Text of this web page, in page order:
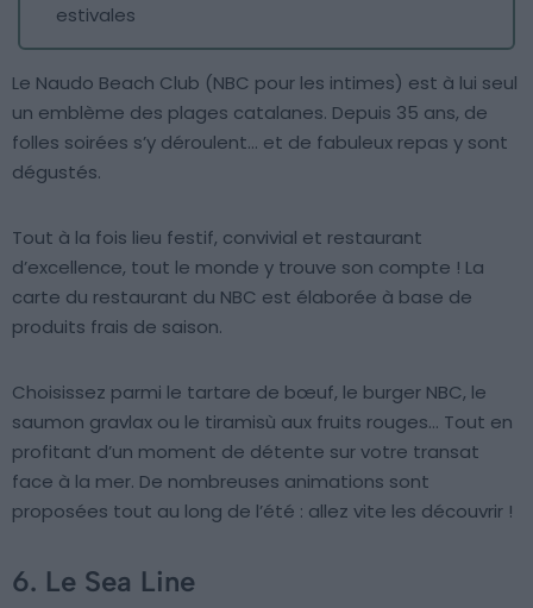
estivales
Le Naudo Beach Club (NBC pour les intimes) est à lui seul
un emblème des plages catalanes. Depuis 35 ans, de
folles soirées s’y déroulent… et de fabuleux repas y sont
dégustés.
Tout à la fois lieu festif, convivial et restaurant
d’excellence, tout le monde y trouve son compte ! La
carte du restaurant du NBC est élaborée à base de
produits frais de saison.
Choisissez parmi le tartare de bœuf, le burger NBC, le
saumon gravlax ou le tiramisù aux fruits rouges… Tout en
profitant d’un moment de détente sur votre transat
face à la mer. De nombreuses animations sont
proposées tout au long de l’été : allez vite les découvrir !
6. Le Sea Line